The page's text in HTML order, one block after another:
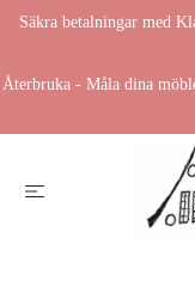
Säkra betalningar med
Återbruka - Måla dina